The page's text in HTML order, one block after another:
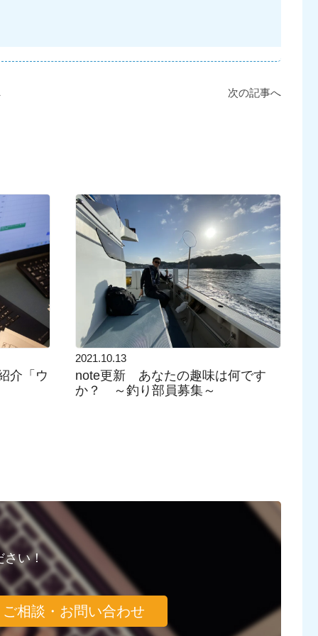
次の記事へ
介「ウ
2021.10.13
note更新 あなたの趣味は何です
か？ ～釣り部員募集～
さい！
ご相談・お問い合わせ